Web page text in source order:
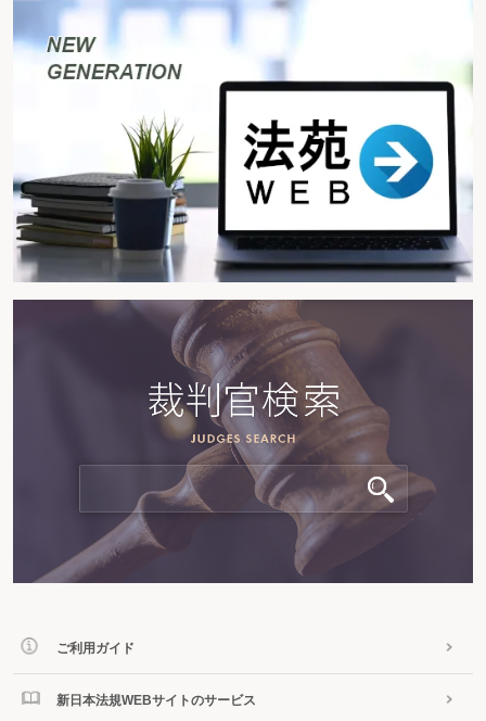
ご利用ガイド
新日本法規WEBサイトのサービス